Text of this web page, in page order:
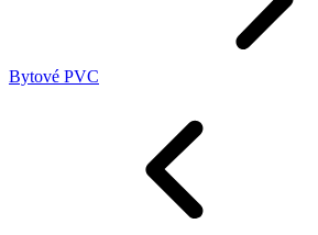
Bytové PVC